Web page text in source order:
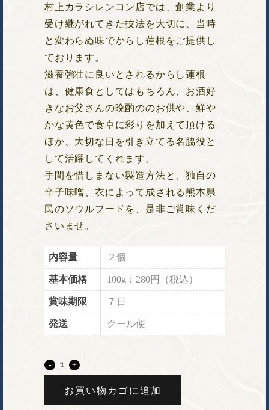
村上カラシレンコン店では、創業より
受け継がれてきた技法を大切に、当時
と変わらぬ味でからし蓮根をご提供し
ております。
滋養強壮に良いとされるからし蓮根
は、健康食としてはもちろん、お酒好
きなお父さんの晩酌ののお供や、鮮や
かな黄色で食卓に彩りを加えて頂ける
ほか、大切な日を引き立てる名脇役と
して活躍してくれます。
手間を惜しまない製造方法と、独自の
辛子味噌、衣によって成される熊本県
民のソウルフードを、是非ご賞味くだ
さいませ。
内容量 ２個
基本価格 100g：280円（税込）
賞味期限 ７日
発送 クール便
お買い物カゴに追加